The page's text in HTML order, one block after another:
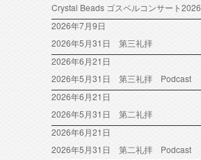
Crystal Beads ゴスペルコンサート2026
2026年7月9日
2026年5月31日 第三礼拝
2026年6月21日
2026年5月31日 第三礼拝 Podcast
2026年6月21日
2026年5月31日 第二礼拝
2026年6月21日
2026年5月31日 第二礼拝 Podcast